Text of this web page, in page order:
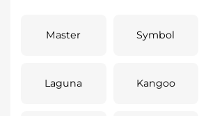
Master Symbol
Laguna Kangoo